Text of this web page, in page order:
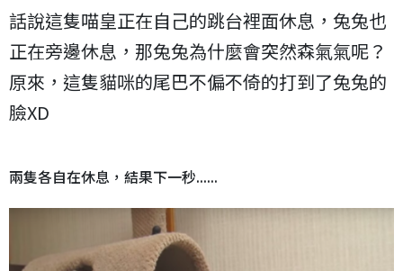
話說這隻喵皇正在自己的跳台裡面休息，兔兔也
正在旁邊休息，那兔兔為什麼會突然森氣氣呢？
原來，這隻貓咪的尾巴不偏不倚的打到了兔兔的
臉XD
兩隻各自在休息，結果下一秒......